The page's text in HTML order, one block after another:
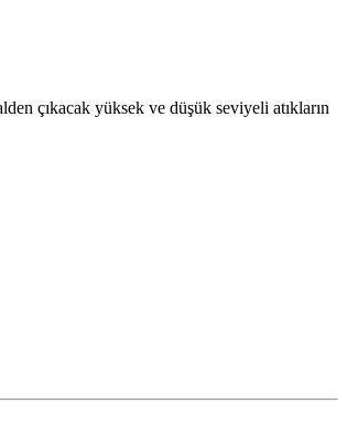
çıkacak yüksek ve düşük seviyeli atıkların